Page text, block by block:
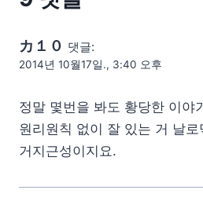
カ１０ 댓글:
2014년 10월17일., 3:40 오후
정말 몇번을 봐도 황당한 이야
원리원칙 없이 잘 있는 거 날
거지근성이지요.